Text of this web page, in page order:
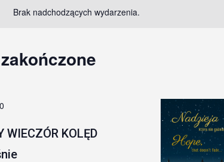
Brak nadchodzących wydarzenia.
WIECZÓR KOLĘD